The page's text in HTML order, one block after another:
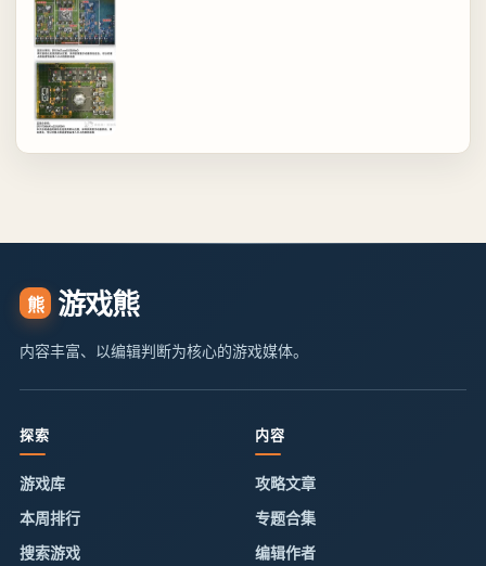
熊 游戏熊
内容丰富、以编辑判断为核心的游戏媒体。
探索
游戏库
本周排行
搜索游戏
内容
攻略文章
专题合集
编辑作者